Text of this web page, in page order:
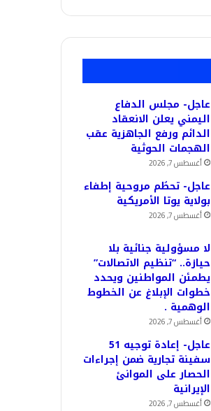
عاجل- مجلس الدفاع
اليمني يعلن الانعقاد
الدائم ورفع الجاهزية عقب
الهجمات الحوثية
أغسطس 7, 2026
عاجل- تحطُم مروحية إطفاء
بولاية يوتا الأمريكية
أغسطس 7, 2026
لا مسؤولية جنائية بلا
حيازة.. “تنظيم الاتصالات”
يطمئن المواطنين ويحدد
خطوات الإبلاغ عن الخطوط
الوهمية .
أغسطس 7, 2026
عاجل- إعادة توجيه 51
سفينة تجارية ضمن إجراءات
الحصار على الموانئ
الإيرانية
أغسطس 7, 2026